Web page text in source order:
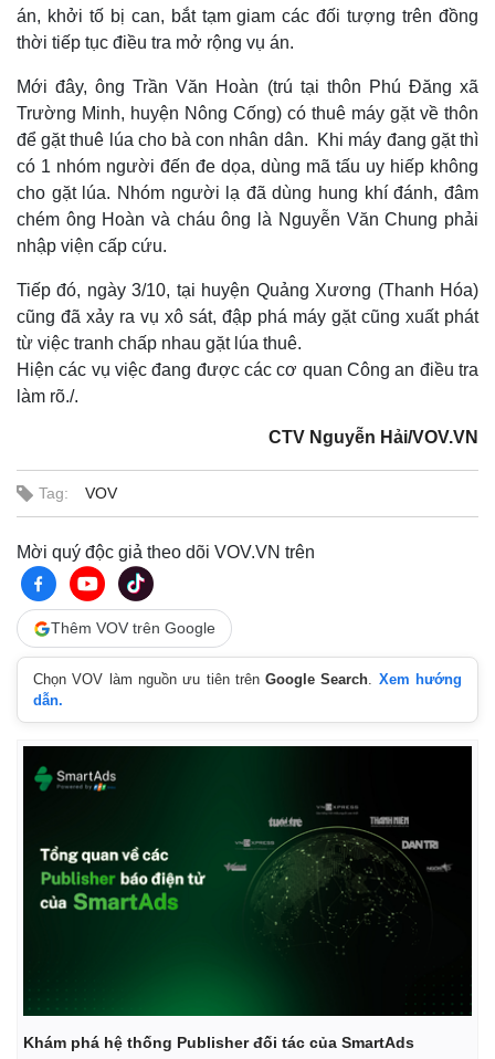
Thế giới
Quan sát
Cuộc sống đó đây
Hồ sơ
Multimedia
Video
Ảnh
E-Magazine
Infographic
án, khởi tố bị can, bắt tạm giam các đối tượng trên đồng
thời tiếp tục điều tra mở rộng vụ án.
Mới đây, ông Trần Văn Hoàn (trú tại thôn Phú Đăng xã
Trường Minh, huyện Nông Cống) có thuê máy gặt về thôn
để gặt thuê lúa cho bà con nhân dân. Khi máy đang gặt thì
có 1 nhóm người đến đe dọa, dùng mã tấu uy hiếp không
cho gặt lúa. Nhóm người lạ đã dùng hung khí đánh, đâm
chém ông Hoàn và cháu ông là Nguyễn Văn Chung phải
nhập viện cấp cứu.
Tiếp đó, ngày 3/10, tại huyện Quảng Xương (Thanh Hóa)
cũng đã xảy ra vụ xô sát, đập phá máy gặt cũng xuất phát
từ việc tranh chấp nhau gặt lúa thuê.
Hiện các vụ việc đang được các cơ quan Công an điều tra
làm rõ./.
CTV Nguyễn Hải/VOV.VN
Tag: VOV
Mời quý độc giả theo dõi VOV.VN trên
Thêm VOV trên Google
Chọn VOV làm nguồn ưu tiên trênGoogle Search. Xem hướng
dẫn.
Khám phá hệ thống Publisher đối tác của SmartAds